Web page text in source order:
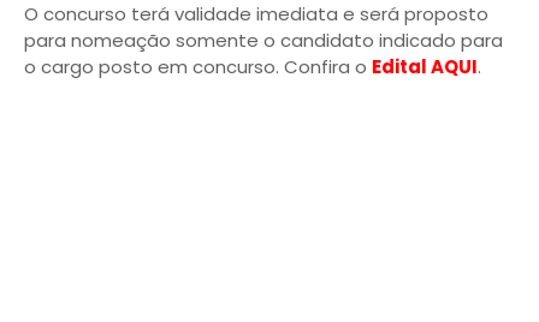
O concurso terá validade imediata e será proposto
para nomeação somente o candidato indicado para
o cargo posto em concurso. Confira o Edital AQUI.